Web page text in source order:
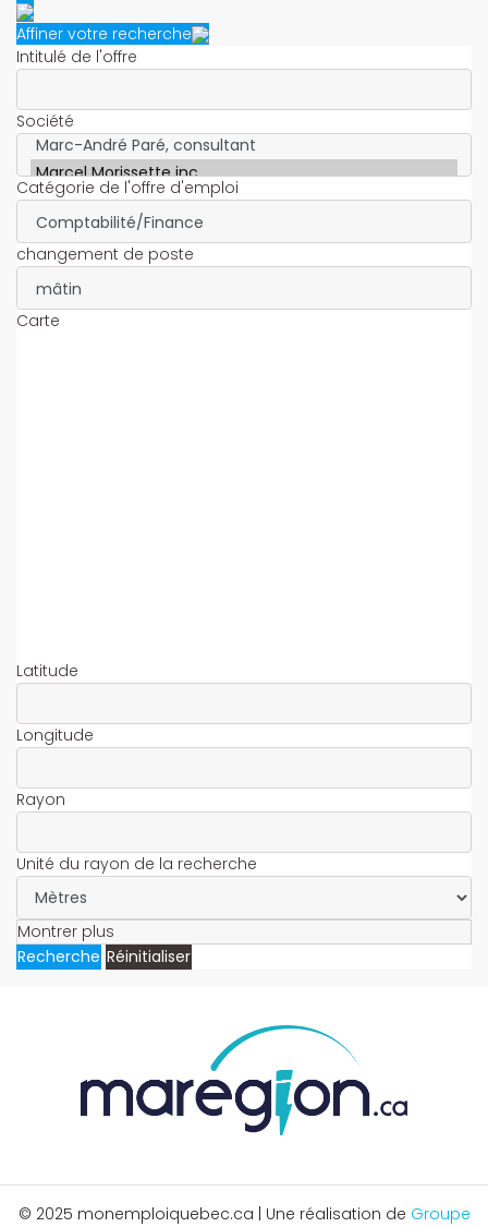
Affiner votre recherche
Intitulé de l'offre
Société
Catégorie de l'offre d'emploi
changement de poste
Carte
Latitude
Longitude
Rayon
Unité du rayon de la recherche
Montrer plus
Recherche Réinitialiser
© 2025 monemploiquebec.ca | Une réalisation de Groupe